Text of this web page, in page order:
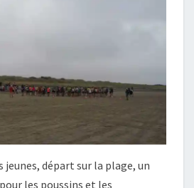
jeunes, départ sur la plage, un
les poussins et les